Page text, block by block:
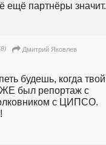
ещё партнёры
Дмитрий Яковлев
будешь, когда твой
был репортаж с
с ЦИПСО.